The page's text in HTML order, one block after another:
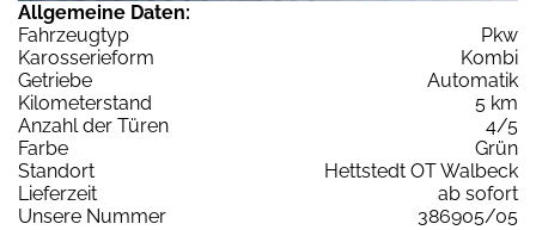
Allgemeine Daten:
Fahrzeugtyp
Pkw
Karosserieform
Kombi
Getriebe
Automatik
Kilometerstand
5 km
Anzahl der Türen
4/5
Farbe
Grün
Standort
Hettstedt OT Walbeck
Lieferzeit
ab sofort
Unsere Nummer
386905/05